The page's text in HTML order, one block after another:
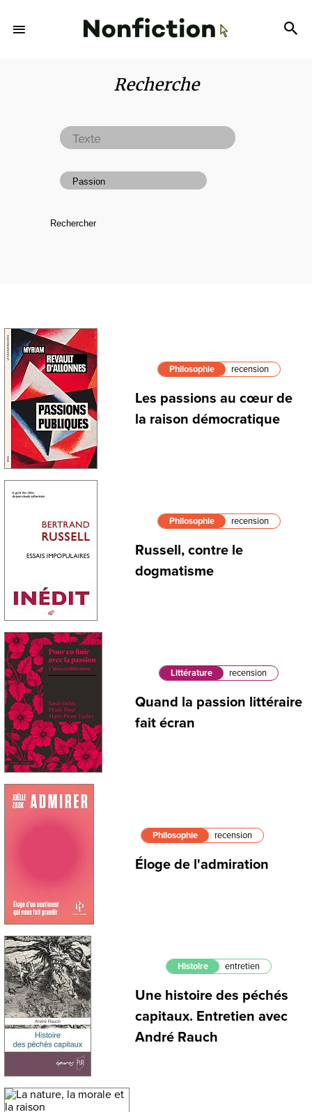
Recherche
Philosophie recension
Les passions au cœur de
la raison démocratique
Philosophie recension
Russell, contre le
dogmatisme
Littérature recension
Quand la passion littéraire
fait écran
Philosophie recension
Éloge de l'admiration
Histoire entretien
Une histoire des péchés
capitaux. Entretien avec
André Rauch